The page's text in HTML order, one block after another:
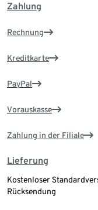
Zahlung
Rechnung
Kreditkarte
PayPal
Vorauskasse
Zahlung in der Filiale
Lieferung
Kostenloser
Rücksendung